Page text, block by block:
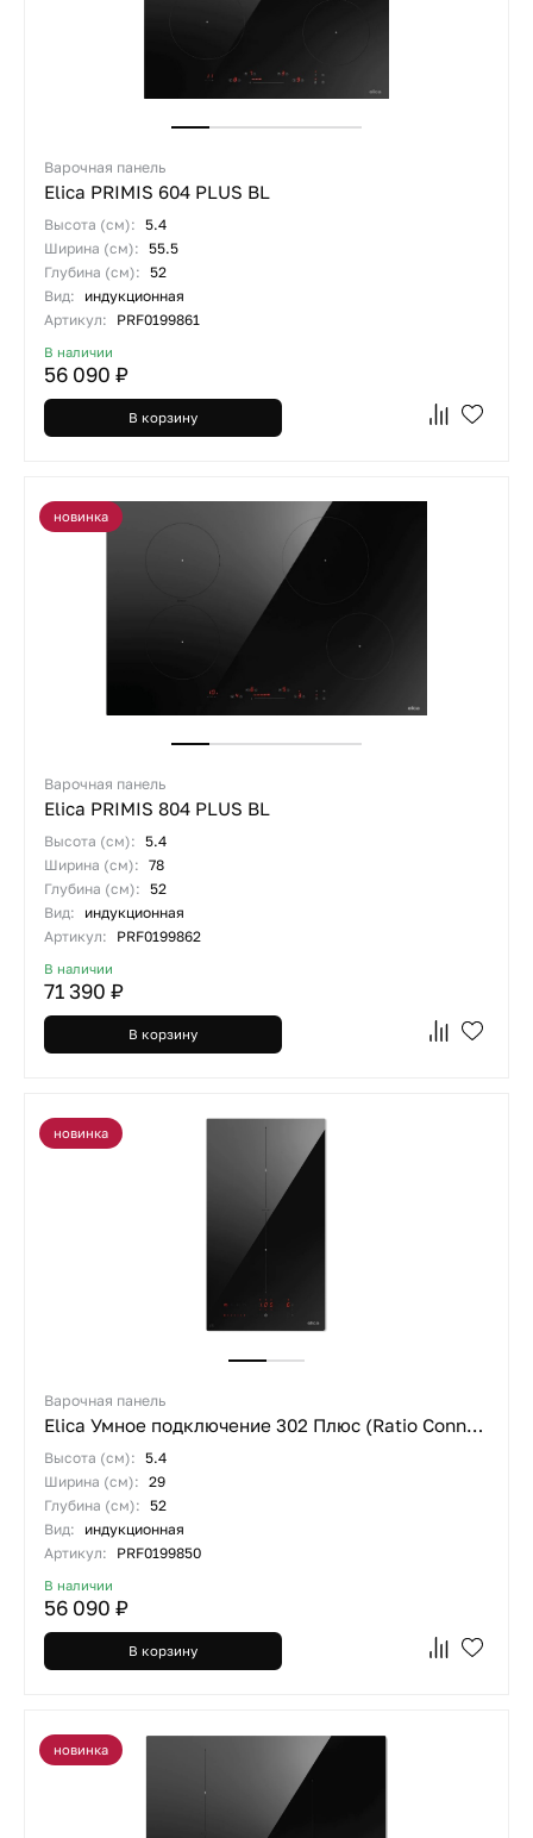
Варочная панель
Elica PRIMIS 604 PLUS BL
Высота (см): 5.4
Ширина (см): 55.5
Глубина (см): 52
Вид:
индукционная
Артикул:
PRF0199861
В наличии
56 090 ₽
В корзину
новинка
Варочная панель
Elica PRIMIS 804 PLUS BL
Высота (см): 5.4
Ширина (см): 78
Глубина (см): 52
Вид:
индукционная
Артикул:
PRF0199862
В наличии
71 390 ₽
В корзину
новинка
Варочная панель
Elica Умное подключение 302 Плюс (Ratio Connex 302 Plus)
Высота (см): 5.4
Ширина (см): 29
Глубина (см): 52
Вид:
индукционная
Артикул:
PRF0199850
В наличии
56 090 ₽
В корзину
новинка